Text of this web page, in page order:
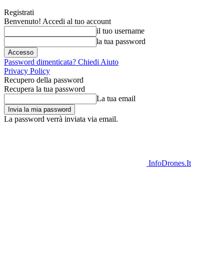
Registrati
Benvenuto! Accedi al tuo account
il tuo username
la tua password
Password dimenticata? Chiedi Aiuto
Privacy Policy
Recupero della password
Recupera la tua password
La tua email
La password verrà inviata via email.
InfoDrones.It